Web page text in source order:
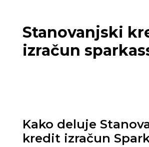
Stanovanjski
izračun
Kako deluje
kredit izračun